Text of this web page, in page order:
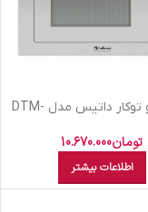
ماکروویو توکار داتیس مدل DTM-
تومان10.670.000
اطلاعات بیشتر